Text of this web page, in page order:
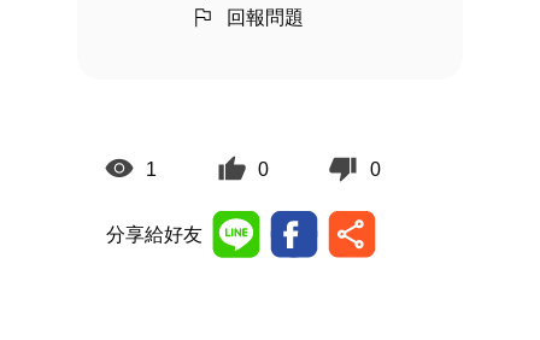
回報問題
1 0 0
分享給好友